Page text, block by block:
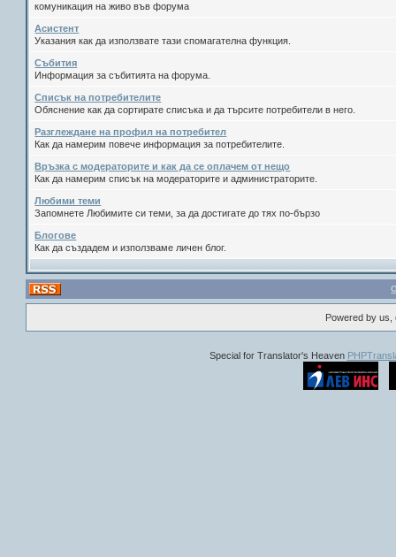
комуникация на живо във форума
Асистент
Указания как да използвате тази спомагателна функция.
Събития
Информация за събитията на форума.
Списък на потребителите
Обяснение как да сортирате списъка и да търсите потребители в него.
Разглеждане на профил на потребител
Как да намерим повече информация за потребителите.
Връзка с модераторите и как да се оплачем от нещо
Как да намерим списък на модераторите и администраторите.
Любими теми
Запомнете Любимите си теми, за да достигате до тях по-бързо
Блогове
Как да създадем и използваме личен блог.
Powered by
Special for Translator's Heaven